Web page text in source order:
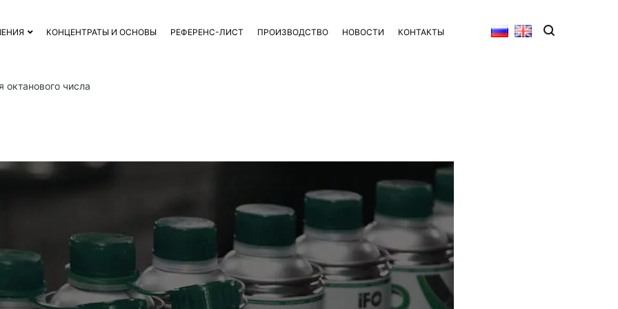
КОНЦЕНТРАТЫ И ОСНОВЫ РЕФЕРЕНС-ЛИСТ ПРОИЗВОДСТВО НОВОСТИ КОНТАКТЫ
числа